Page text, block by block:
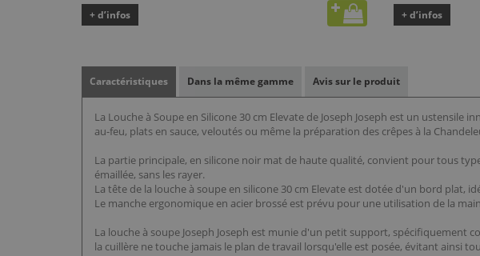
+ d’infos + d’infos
Caractéristiques Dans la même gamme Avis sur le produit
La Louche à Soupe en Silicone 30 cm Elevate de Joseph Joseph est un
au-feu, plats en sauce, veloutés ou même la préparation des crêpes à la
La partie principale, en silicone noir mat de haute qualité, convient pour tous
émaillée, sans les rayer.
La tête de la louche à soupe en silicone 30 cm Elevate est dotée d'un bord plat,
Le manche ergonomique en acier brossé est prévu pour une utilisation de la
La louche à soupe Joseph Joseph est munie d'un petit support, spécifiquement
la cuillère ne touche jamais le plan de travail lorsqu'elle est posée, évitant ainsi